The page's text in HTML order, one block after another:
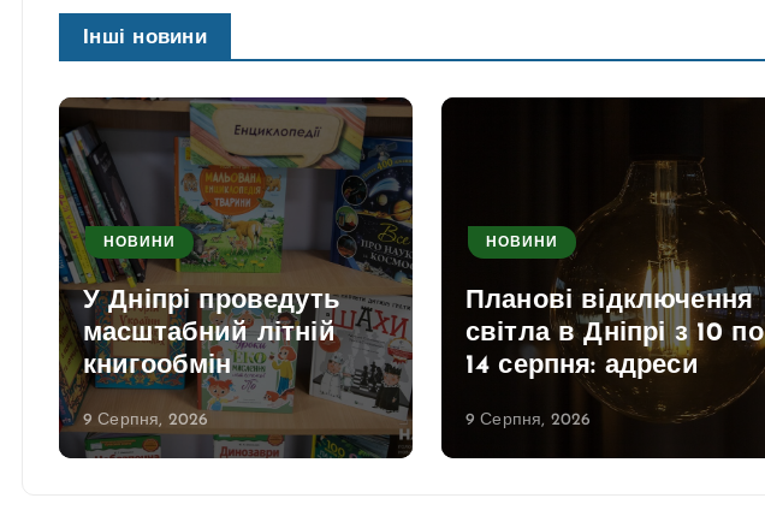
Інші новини
НОВИНИ
У Дніпрі проведуть
масштабний літній
книгообмін
9 Серпня, 2026
НОВИНИ
Планові відключення
світла в Дніпрі з 10 по
14 серпня: адреси
9 Серпня, 2026